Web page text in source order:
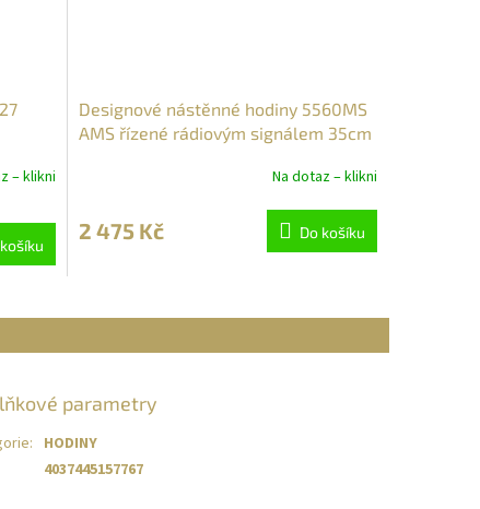
– klikni
Designové nástěnné hodiny 5560MS
AMS řízené rádiovým signálem 35cm
Na dotaz – klikni
2 475 Kč Do košíku
parametry
: HODINY
4037445157767